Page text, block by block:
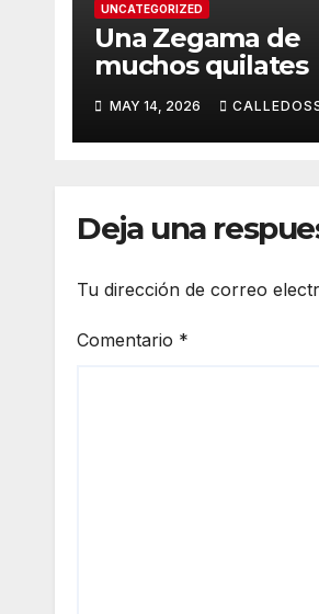
UNCATEGORIZED
Una Zegama de
muchos quilates
MAY 14, 2026
Deja una
Tu dirección de correo
Comentario *